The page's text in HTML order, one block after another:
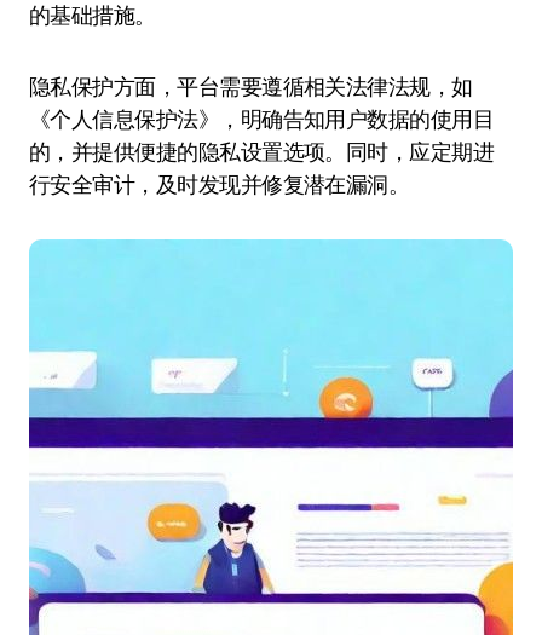
的基础措施。
隐私保护方面，平台需要遵循相关法律法规，如
《个人信息保护法》，明确告知用户数据的使用目
的，并提供便捷的隐私设置选项。同时，应定期进
行安全审计，及时发现并修复潜在漏洞。